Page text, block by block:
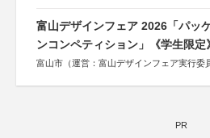
富山デザインフェア 2026「パッ
ンコンペティション」《学生限定
富山市（運営：富山デザインフェア実行委
PR